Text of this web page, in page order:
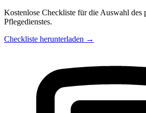
Kostenlose Checkliste für die Auswahl des
Pflegedienstes.
Checkliste herunterladen →